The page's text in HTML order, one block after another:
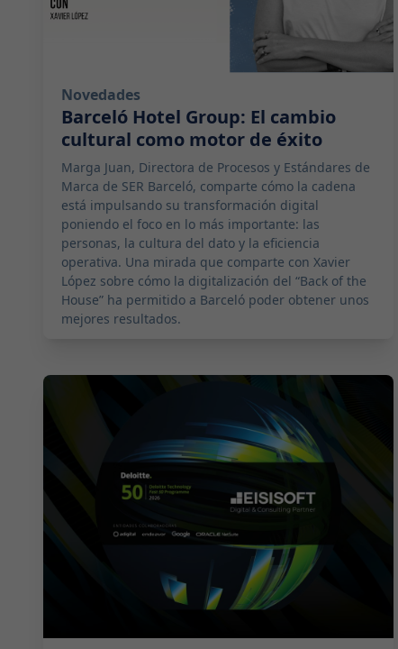
Novedades
Barceló Hotel Group: El cambio
cultural como motor de éxito
Marga Juan, Directora de Procesos y Estándares de
Marca de SER Barceló, comparte cómo la cadena
está impulsando su transformación digital
poniendo el foco en lo más importante: las
personas, la cultura del dato y la eficiencia
operativa. Una mirada que comparte con Xavier
López sobre cómo la digitalización del “Back of the
House” ha permitido a Barceló poder obtener unos
mejores resultados.